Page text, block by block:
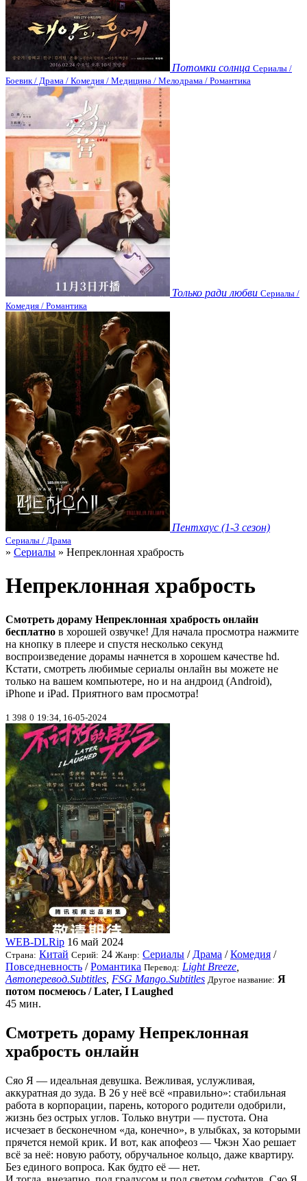
Потомки солнца Сериалы /
Боевик / Драма / Комедия / Медицина / Мелодрама / Романтика
Только ради любви Сериалы /
Комедия / Романтика
Пентхаус (1-3 сезон)
Сериалы / Драма
» Сериалы » Непреклонная храбрость
Непреклонная храбрость
Смотреть дораму Непреклонная храбрость онлайн
бесплатно в хорошей озвучке! Для начала просмотра нажмите
на кнопку в плеере и спустя несколько секунд
воспроизведение дорамы начнется в хорошем качестве hd.
Кстати, смотреть любимые сериалы онлайн вы можете не
только на вашем компьютере, но и на андроид (Android),
iPhone и iPad. Приятного вам просмотра!
1 398 0 19:34, 16-05-2024
WEB-DLRip 16 май 2024
Страна: Китай Серий: 24 Жанр: Сериалы / Драма /Комедия /
Повседневность /Романтика Перевод: Light Breeze
Автоперевод.Subtitles FSG Mango.Subtitles Другое название: Я
потом посмеюсь / Later, I Laughed
45 мин.
Смотреть дораму Непреклонная
храбрость онлайн
Сяо Я — идеальная девушка. Вежливая, услужливая,
аккуратная до зуда. В 26 у неё всё «правильно»: стабильная
работа в корпорации, парень, которого родители одобрили,
жизнь без острых углов. Только внутри — пустота. Она
исчезает в бесконечном «да, конечно», в улыбках, за которыми
прячется немой крик. И вот, как апофеоз — Чжэн Хао решает
всё за неё: новую работу, обручальное кольцо, даже квартиру.
Без единого вопроса. Как будто её — нет.